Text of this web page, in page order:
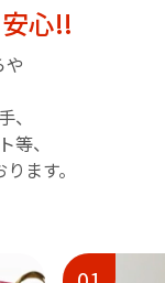
安心!!
や
等、
ます。